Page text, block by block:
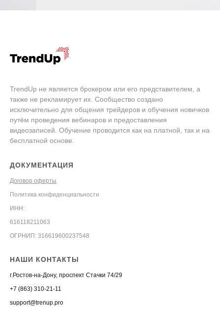
TrendUp не является брокером или его представителем, а
также не рекламирует их. Сообщество создано
исключительно для общения трейдеров и обучения новичков
путём проведения вебинаров и предоставления
видеозаписей. Обучение проводится как на платной, так и на
бесплатной основе.
ДОКУМЕНТАЦИЯ
Договор оферты
Политика конфиденциальности
ИНН:
616118211063
ОГРНИП: 316619600237548
НАШИ КОНТАКТЫ
г.Ростов-на-Дону, проспект Стачки 74/29
+7 (863) 310-21-11
support@trenup.pro